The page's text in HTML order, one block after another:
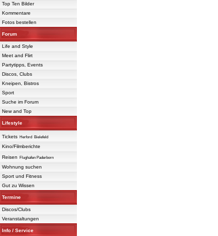
Top Ten Bilder
Kommentare
Fotos bestellen
Forum
Life and Style
Meet and Flirt
Partytipps, Events
Discos, Clubs
Kneipen, Bistros
Sport
Suche im Forum
New and Top
Lifestyle
Tickets Herford Bielefeld
Kino/Filmberichte
Reisen
Flughafen Paderborn
Wohnung suchen
Sport und Fitness
Gut zu Wissen
Termine
Discos/Clubs
Veranstaltungen
Info / Service